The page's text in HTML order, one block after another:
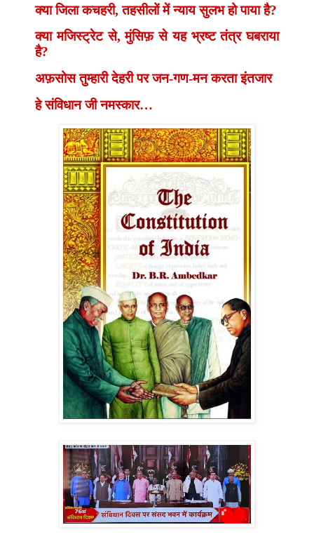
क्या जिला कचहरी,तहसीलों में न्याय सुलभ हो पाया है?
क्या मजिस्ट्रेट से,मुंसिफ़ से यह भ्रष्ट तंत्र घबराया
है?
अफ़सोस तुम्हारी देहरी पर जन-गण-मन करता इंतजार
हे संविधान जी नमस्कार…